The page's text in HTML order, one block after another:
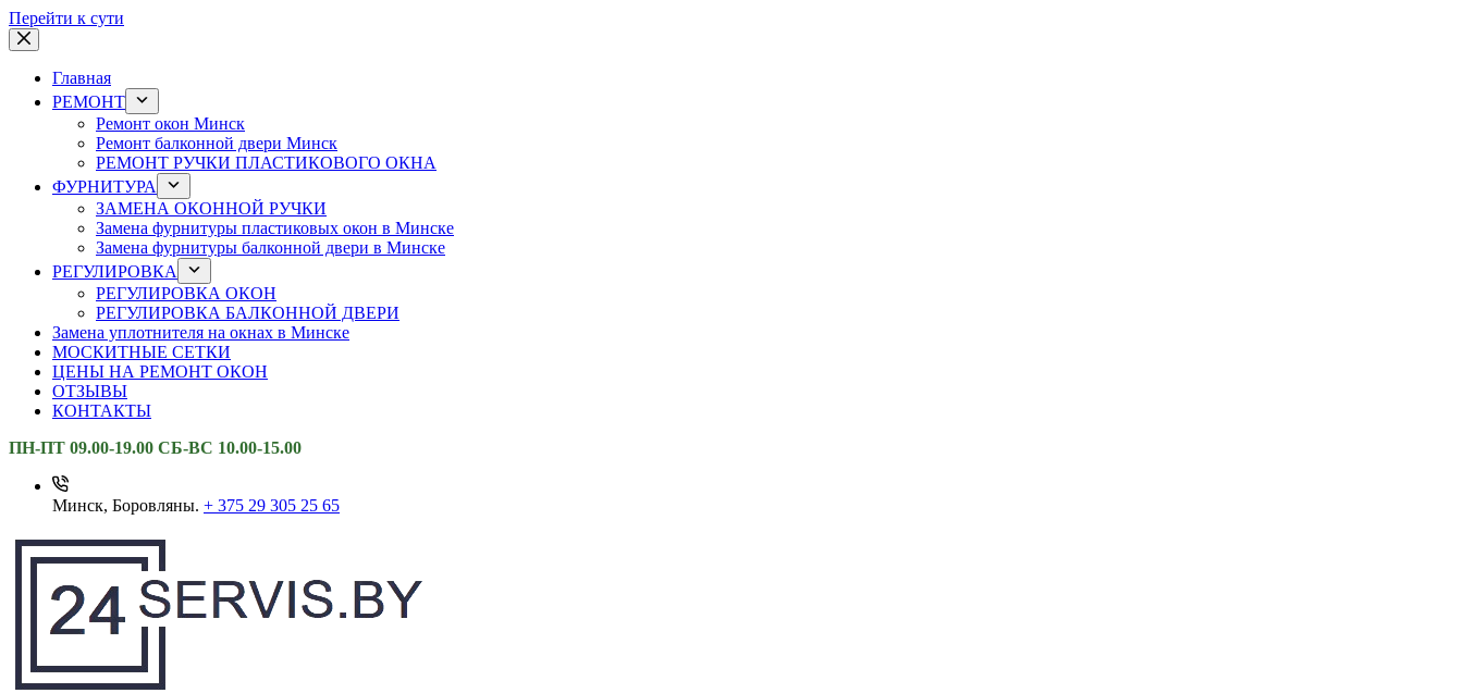
Перейти к сути
Главная
РЕМОНТ
Ремонт окон Минск
Ремонт балконной двери Минск
РЕМОНТ РУЧКИ ПЛАСТИКОВОГО ОКНА
ФУРНИТУРА
ЗАМЕНА ОКОННОЙ РУЧКИ
Замена фурнитуры пластиковых окон в Минске
Замена фурнитуры балконной двери в Минске
РЕГУЛИРОВКА
РЕГУЛИРОВКА ОКОН
РЕГУЛИРОВКА БАЛКОННОЙ ДВЕРИ
Замена уплотнителя на окнах в Минске
МОСКИТНЫЕ СЕТКИ
ЦЕНЫ НА РЕМОНТ ОКОН
ОТЗЫВЫ
КОНТАКТЫ
ПН-ПТ 09.00-19.00 СБ-ВС 10.00-15.00
Минск, Боровляны. + 375 29 305 25 65